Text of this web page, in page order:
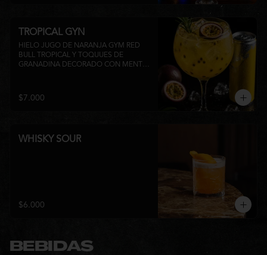
TROPICAL GYN
HIELO JUGO DE NARANJA GYM RED
BULL TROPICAL Y TOQUUES DE
GRANADINA DECORADO CON MENTA
$7.000
WHISKY SOUR
$6.000
BEBIDAS